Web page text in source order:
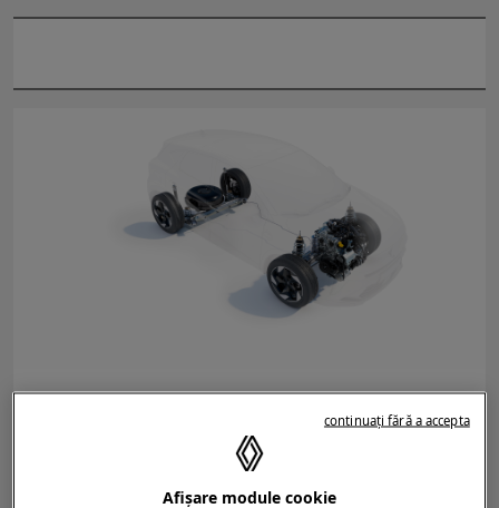
DESCHIDERE COMENZI ÎN ROMÂNIA
PENTRU CAPTUR ECO-G 120 (GPL).
Afișare module cookie
continuați fără a accepta